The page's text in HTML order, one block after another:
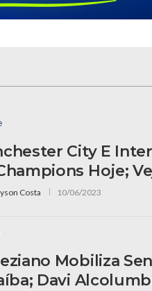
City E
Hoje;
Costa 10/06/2023
Mobiliza
Davi